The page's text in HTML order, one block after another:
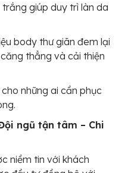
giúp duy trì làn da
body thư giãn đem lại
thẳng và cải thiện
những ai cần phục
ngũ tận tâm – Chi
niềm tin với khách